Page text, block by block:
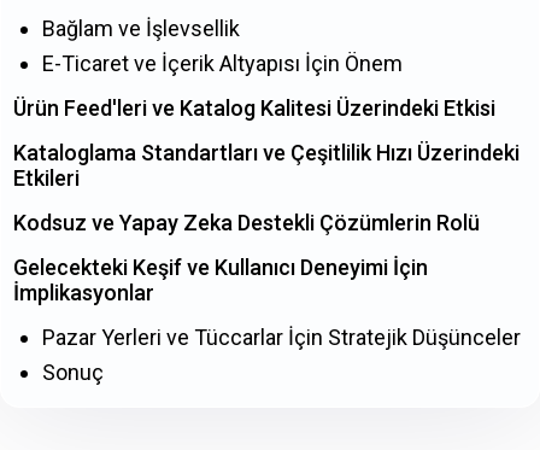
Bağlam ve İşlevsellik
E-Ticaret ve İçerik Altyapısı İçin Önem
Ürün Feed'leri ve Katalog Kalitesi Üzerindeki Etkisi
Kataloglama Standartları ve Çeşitlilik Hızı Üzerindeki
Etkileri
Kodsuz ve Yapay Zeka Destekli Çözümlerin Rolü
Gelecekteki Keşif ve Kullanıcı Deneyimi İçin
İmplikasyonlar
Pazar Yerleri ve Tüccarlar İçin Stratejik Düşünceler
Sonuç